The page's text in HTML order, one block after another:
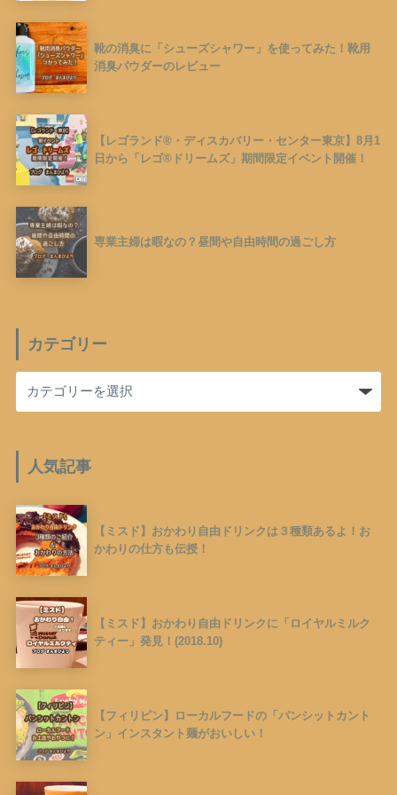
靴の消臭に「シューズシャワー」を使ってみた！靴用
消臭パウダーのレビュー
【レゴランド®︎・ディスカバリー・センター東京】8月1
日から「レゴ®︎ドリームズ」期間限定イベント開催！
専業主婦は暇なの？昼間や自由時間の過ごし方
カテゴリー
人気記事
【ミスド】おかわり自由ドリンクは３種類あるよ！お
かわりの仕方も伝授！
【ミスド】おかわり自由ドリンクに「ロイヤルミルク
ティー」発見！(2018.10)
【フィリピン】ローカルフードの「パンシットカント
ン」インスタント麺がおいしい！